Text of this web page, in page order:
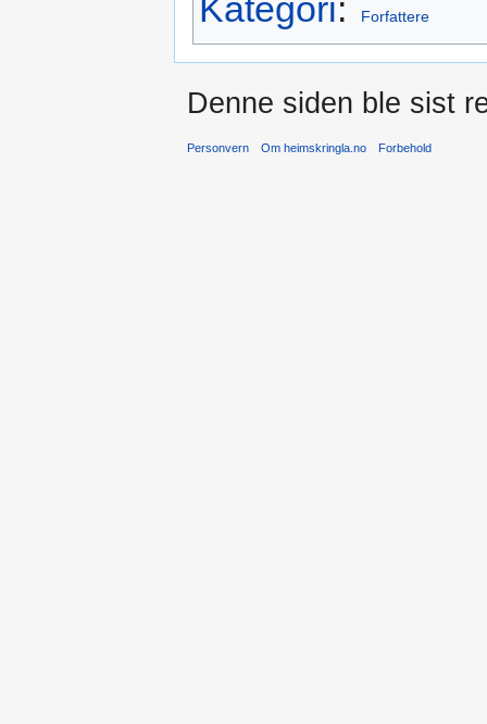
Kategori: Forfattere
Denne siden ble sist
Personvern Om heimskringla.no Forbehold